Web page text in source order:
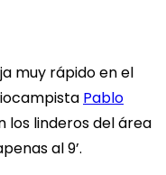
muy rápido en el
Pablo
los linderos del área
al 9’.